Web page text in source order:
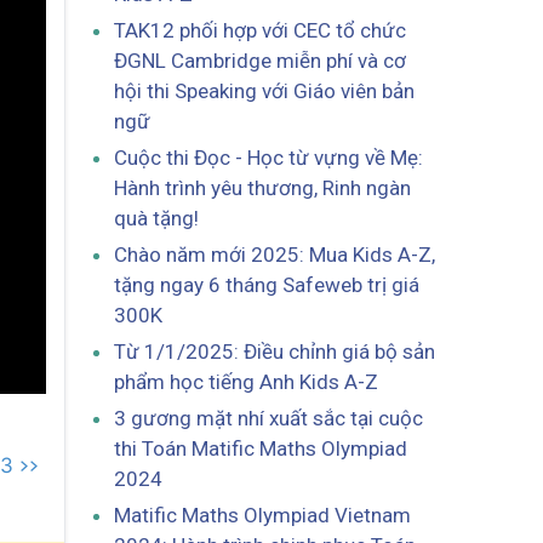
>>
TAK12 phối hợp với CEC tổ chức
ĐGNL Cambridge miễn phí và cơ
hội thi Speaking với Giáo viên bản
ngữ
Cuộc thi Đọc - Học từ vựng về Mẹ:
Hành trình yêu thương, Rinh ngàn
quà tặng!
Chào năm mới 2025: Mua Kids A-Z,
tặng ngay 6 tháng Safeweb trị giá
300K
Từ 1/1/2025: Điều chỉnh giá bộ sản
phẩm học tiếng Anh Kids A-Z
3 gương mặt nhí xuất sắc tại cuộc
thi Toán Matific Maths Olympiad
2024
Matific Maths Olympiad Vietnam